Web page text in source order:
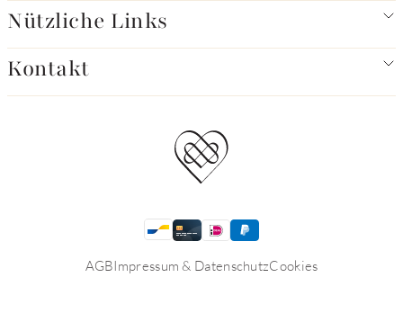
Nützliche Links
Kontakt
AGBImpressum & DatenschutzCookies